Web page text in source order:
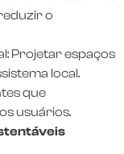
o
Projetar espaços
local.
que
usuários.